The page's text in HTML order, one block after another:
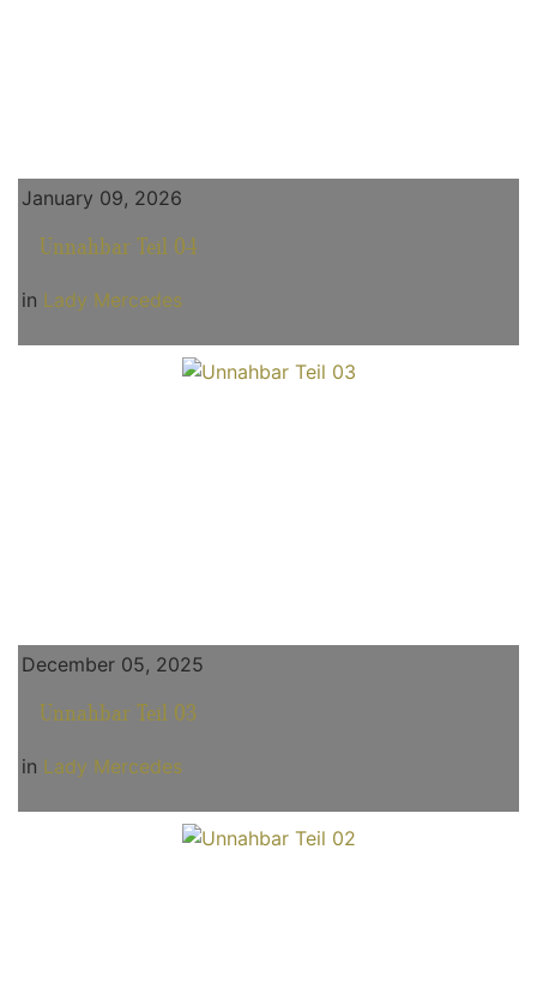
January 09, 2026
Unnahbar Teil 04
in Lady Mercedes
December 05, 2025
Unnahbar Teil 03
in Lady Mercedes